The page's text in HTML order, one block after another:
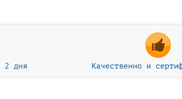
2 дня Качественно и